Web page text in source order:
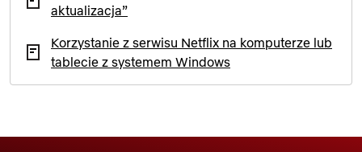
aktualizacja”
Korzystanie z serwisu Netflix na komputerze lub
tablecie z systemem Windows